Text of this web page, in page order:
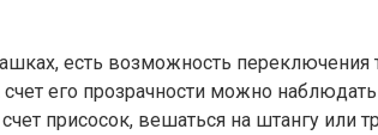
есть возможность переключения
его прозрачности можно
присосок, вешаться на штангу или